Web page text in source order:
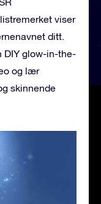
viser
ditt.
DIY glow-in-the-
og lær
skinnende